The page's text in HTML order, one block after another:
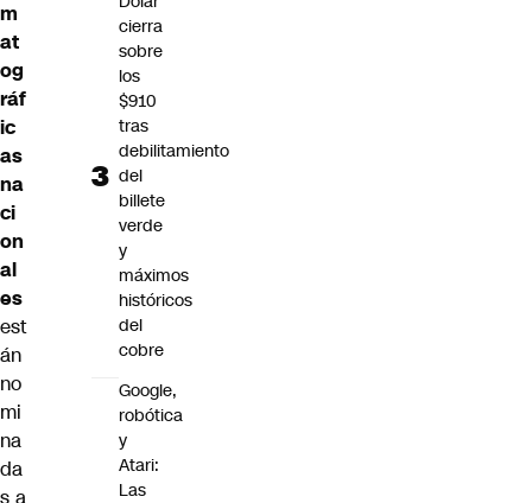
m
at
og
ráf
ic
as
na
ci
on
al
es
est
án
no
mi
na
da
cierra
sobre
los
$910
tras
debilitamiento
del
billete
verde
y
máximos
históricos
del
cobre
Google,
robótica
y
Atari:
Las